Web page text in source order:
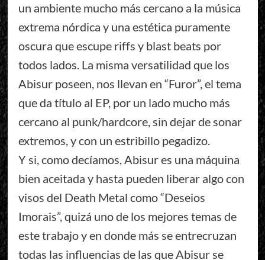
un ambiente mucho más cercano a la música
extrema nórdica y una estética puramente
oscura que escupe riffs y blast beats por
todos lados. La misma versatilidad que los
Abisur poseen, nos llevan en “Furor”, el tema
que da título al EP, por un lado mucho más
cercano al punk/hardcore, sin dejar de sonar
extremos, y con un estribillo pegadizo.
Y si, como decíamos, Abisur es una máquina
bien aceitada y hasta pueden liberar algo con
visos del Death Metal como “Deseios
Imorais”, quizá uno de los mejores temas de
este trabajo y en donde más se entrecruzan
todas las influencias de las que Abisur se